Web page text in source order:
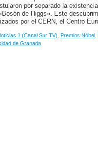
por separado la
de Higgs». Este
por el CERN, el Centro
1 (Canal Sur TV) Premios Nóbel
de Granada